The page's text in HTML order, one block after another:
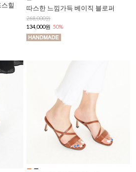
힐 따스한 느낌가득 베이직 블로퍼
268,000원
134,000원 50%